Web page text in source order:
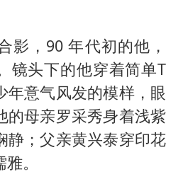
上海全力守护市民“菜篮子”
国足U17与阿森纳决赛取消 并列冠军
以军士兵把枪口对准中国记者
暑期研学游升温 在旅途中增长知识
影，90 年代初的他，
镜头下的他穿着简单T
年意气风发的模样，眼
的母亲罗采秀身着浅紫
静；父亲黄兴泰穿印花
。